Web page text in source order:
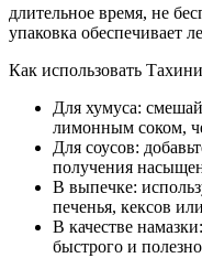
длительное время, не
упаковка обеспечивает
Как использовать
Для хумуса:
лимонным соком,
Для соусов:
получения
В выпечке:
печенья, кексов
В качестве
быстрого и